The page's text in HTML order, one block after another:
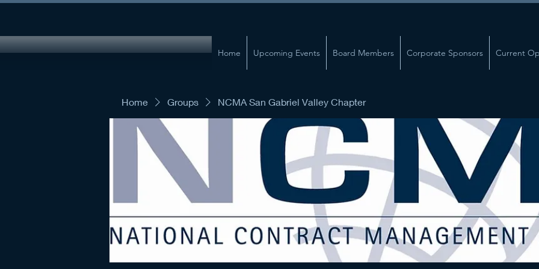
Home Upcoming Events Board Members Corporate Sponsors Current
Home Groups NCMA San Gabriel Valley Chapter